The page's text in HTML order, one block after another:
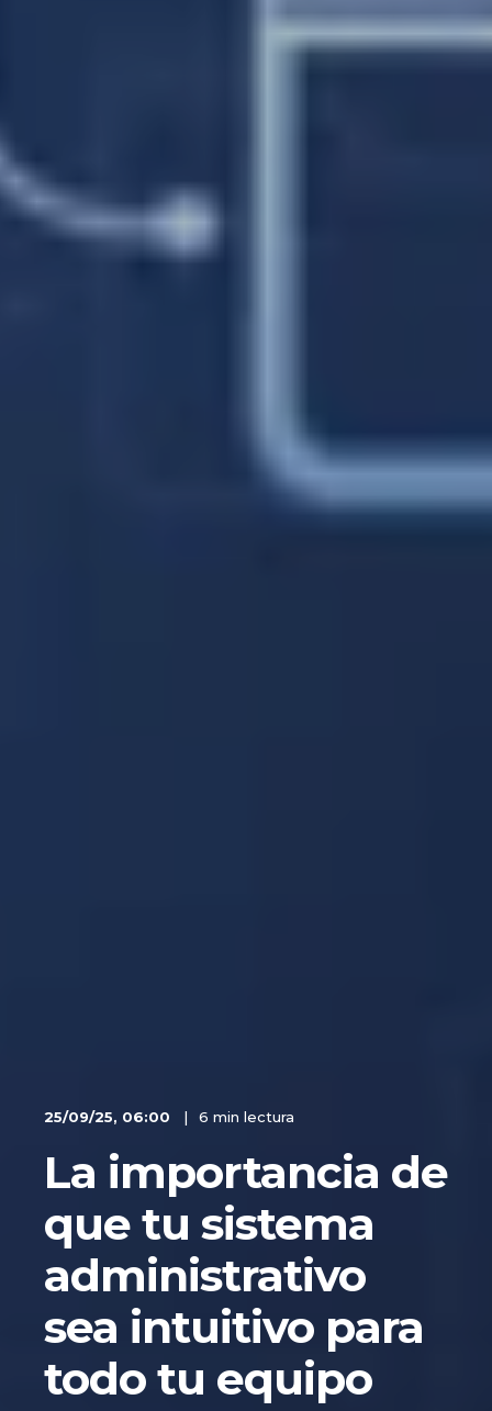
25/09/25, 06:00 6 min lectura
La importancia de
que tu sistema
administrativo
sea intuitivo para
todo tu equipo